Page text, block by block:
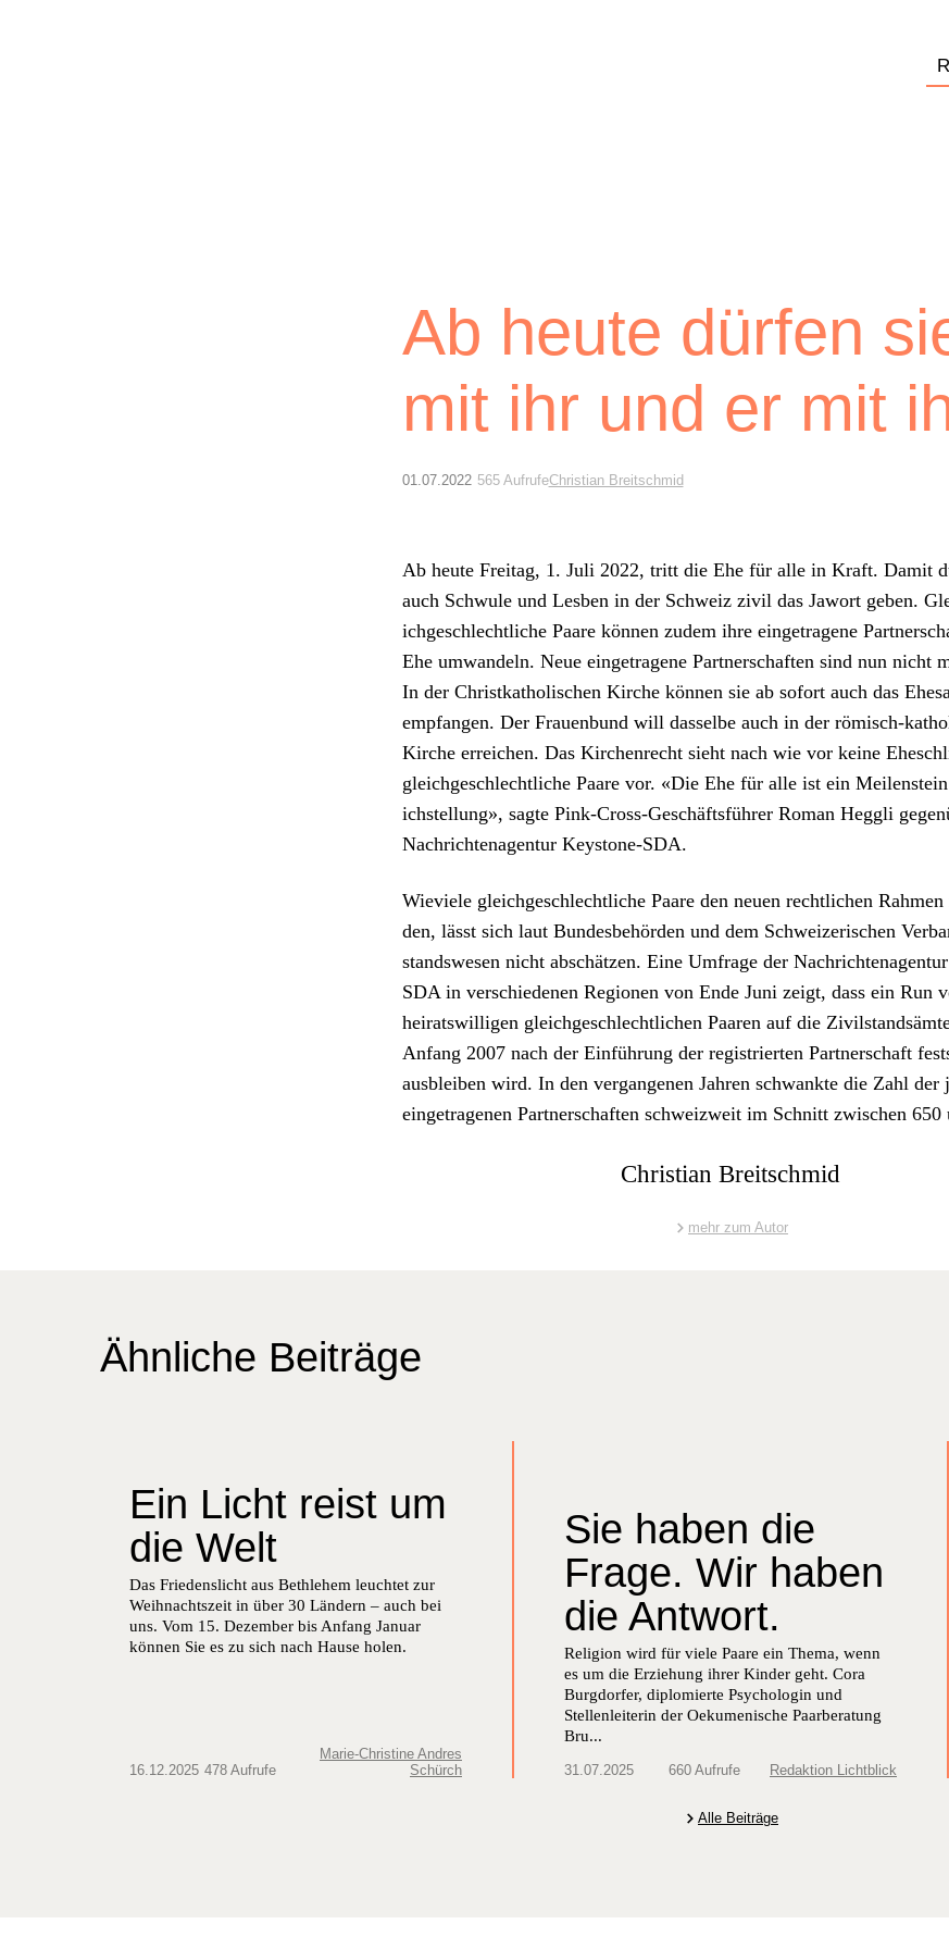
Ab heute dürfen
mit ihr und er mit
01.07.2022 565 AufrufeChristian Breitschmid
Ab heute Fre­itag, 1. Juli 2022, tritt die Ehe für alle in Kraft. Damit
auch Schwule und Les­ben in der Schweiz ziv­il das Jawort geben.
ichgeschlechtliche Paare kön­nen zudem ihre einge­tra­gene
Ehe umwan­deln. Neue einge­tra­gene Part­ner­schaften sind nun nicht
In der Christkatholis­chen Kirche kön­nen sie ab sofort auch das
emp­fan­gen. Der Frauen­bund will das­selbe auch in der römisch-
Kirche erre­ichen. Das Kirchen­recht sieht nach wie vor keine
gle­ichgeschlechtliche Paare vor. «Die Ehe für alle ist ein
ich­stel­lung», sagte Pink-Cross-Geschäfts­führer Roman Heg­gli
Nachricht­e­na­gen­tur Key­stone-SDA.
Wieviele gle­ichgeschlechtliche Paare den neuen rechtlichen
den, lässt sich laut Bun­des­be­hör­den und dem Schweiz­erischen
standswe­sen nicht abschätzen. Eine Umfrage der
SDA in ver­schiede­nen Regio­nen von Ende Juni zeigt, dass ein Run
heiratswilli­gen gle­ichgeschlechtlichen Paaren auf die
Anfang 2007 nach der Ein­führung der reg­istri­erten Part­ner­schaft
aus­bleiben wird. In den ver­gan­genen Jahren schwank­te die Zahl der
einge­tra­ge­nen Part­ner­schaften schweizweit im Schnitt zwis­chen 650
Christian Breitschmid
mehr zum Autor
Ähnliche Beiträge
Ein Licht reist um
die Welt
Das Friedenslicht aus Bethlehem leuchtet zur
Weihnachtszeit in über 30 Ländern – auch bei
uns. Vom 15. Dezember bis Anfang Januar
können Sie es zu sich nach Hause holen.
16.12.2025 478 Aufrufe
Marie-Christine Andres
Schürch
Sie haben die
Frage.​ Wir haben
die Antwort.
Religion wird für viele Paare ein Thema, wenn
es um die Erziehung ihrer Kinder geht. Cora
Burgdorfer, diplomierte Psychologin und
Stellenleiterin der Oekumenische Paarberatung
Bru...
31.07.2025 660 Aufrufe Redaktion Lichtblick
Alle Beiträge